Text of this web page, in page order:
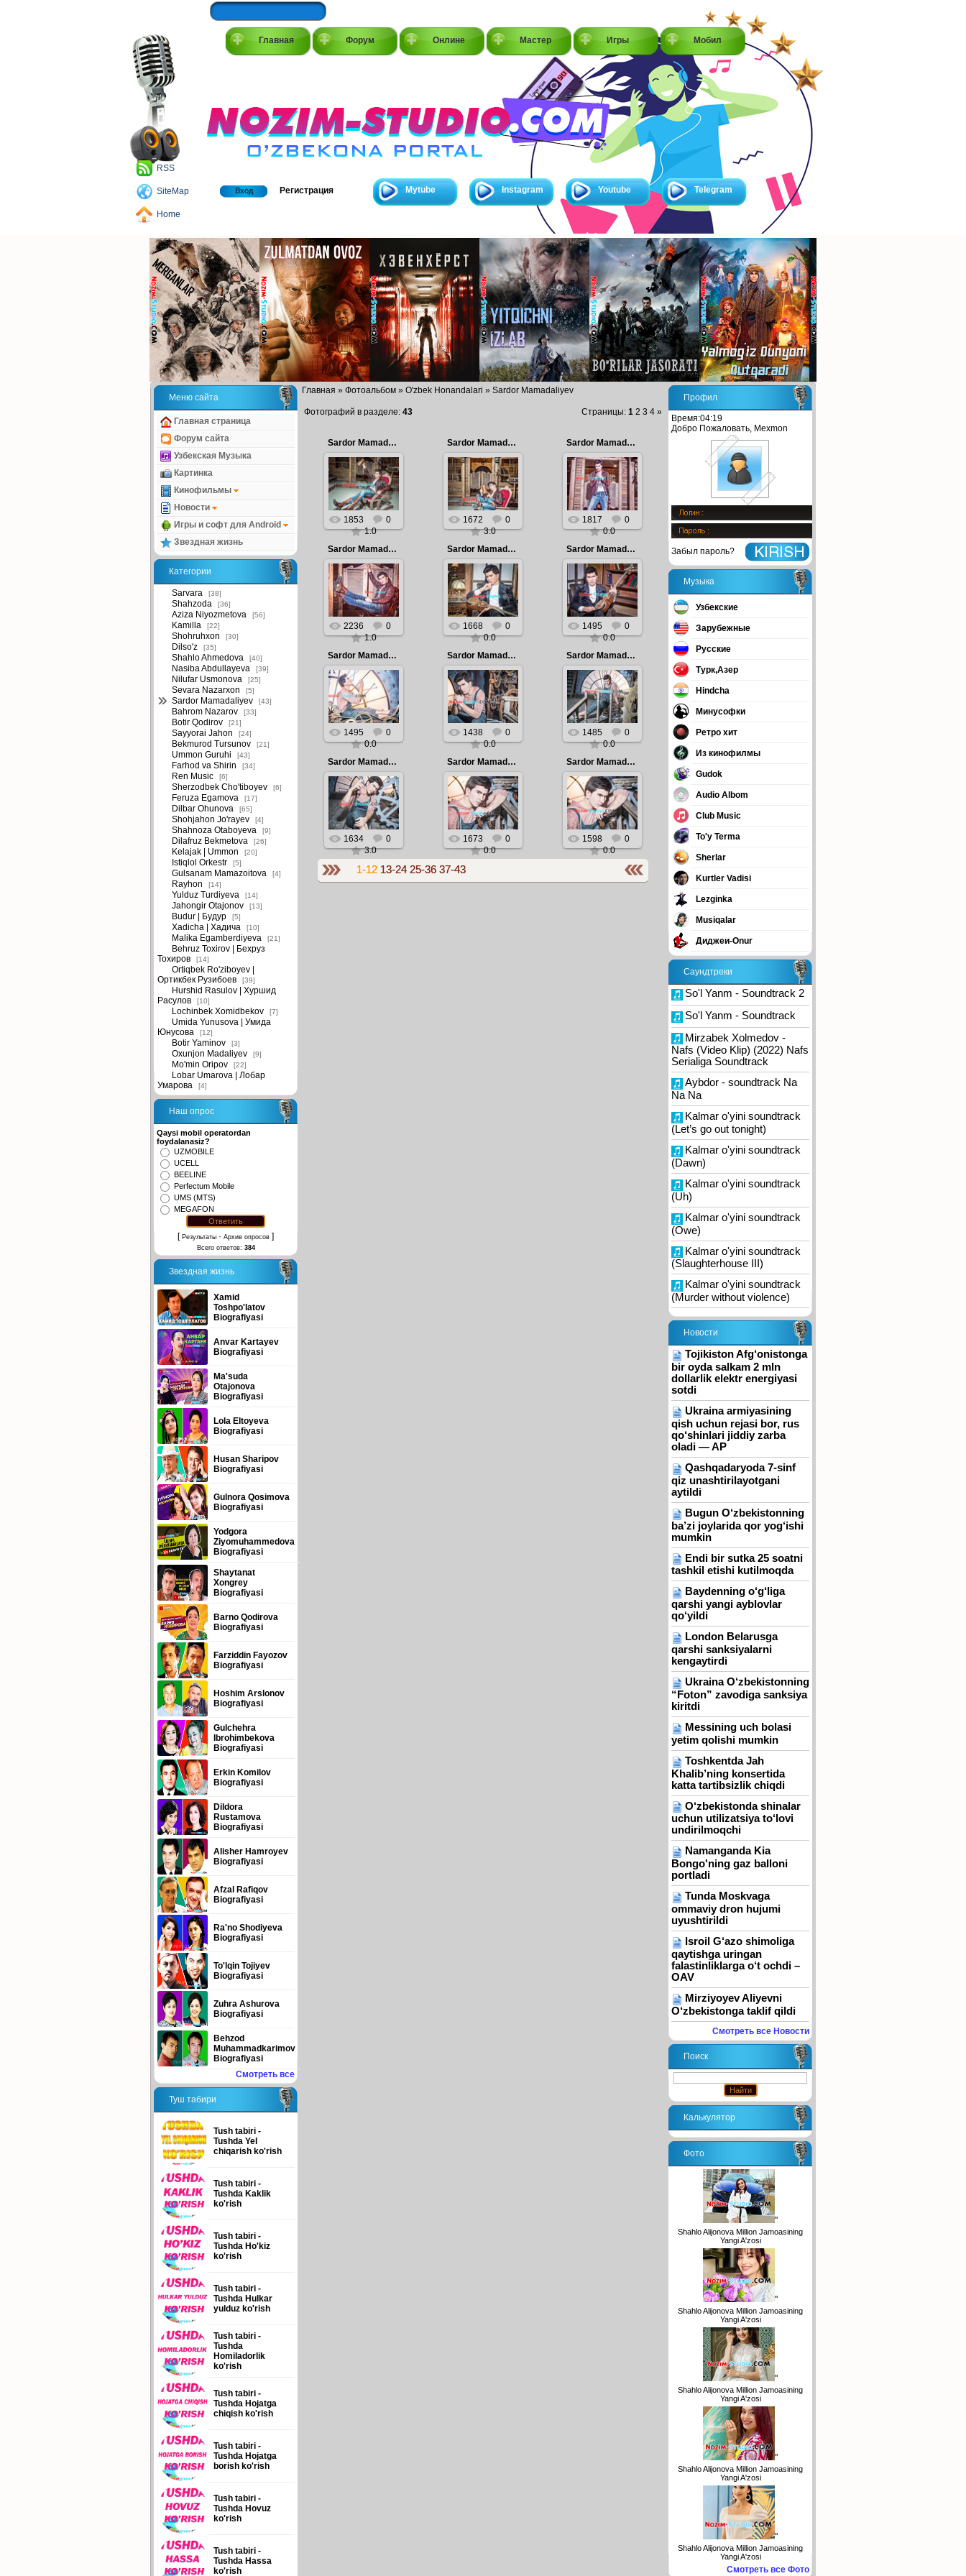
Главная Форум Онлине Мастер Игры Мобил
RSS
SiteMap
Home
Вход Регистрация Mytube Instagram Youtube Telegram
Меню сайта
Главная страница
Форум сайта
Узбекская Музыка
Картинка
Кинофильмы
Новости
Игры и софт для Android
Звездная жизнь
Категории
Sarvara [38]
Shahzoda [36]
Aziza Niyozmetova [56]
Kamilla [22]
Shohruhxon [30]
Dilso'z [35]
Shahlo Ahmedova [40]
Nasiba Abdullayeva [39]
Nilufar Usmonova [25]
Sevara Nazarxon [5]
Sardor Mamadaliyev [43]
Bahrom Nazarov [33]
Botir Qodirov [21]
Sayyorai Jahon [24]
Bekmurod Tursunov [21]
Ummon Guruhi [43]
Farhod va Shirin [34]
Ren Music [6]
Sherzodbek Cho'tiboyev [6]
Feruza Egamova [17]
Dilbar Ohunova [65]
Shohjahon Jo'rayev [4]
Shahnoza Otaboyeva [9]
Dilafruz Bekmetova [26]
Kelajak | Ummon [20]
Istiqlol Orkestr [5]
Gulsanam Mamazoitova [4]
Rayhon [14]
Yulduz Turdiyeva [14]
Jahongir Otajonov [13]
Budur | Будур [5]
Xadicha | Хадича [10]
Malika Egamberdiyeva [21]
Behruz Toxirov | Бехруз
Тохиров
[14]
Ortiqbek Ro'ziboyev |
Ортикбек Рузибоев
[39]
Hurshid Rasulov | Хуршид
Расулов
[10]
Lochinbek Xomidbekov [7]
Umida Yunusova | Умида
Юнусова
[12]
Botir Yaminov [3]
Oxunjon Madaliyev [9]
Mo'min Oripov [22]
Lobar Umarova | Лобар
Умарова
[4]
Наш опрос
Qaysi mobil operatordan
foydalanasiz?
UZMOBILE
UCELL
BEELINE
Perfectum Mobile
UMS (MTS)
MEGAFON
[ Результаты · Архив опросов ]
Всего ответов: 384
Звездная жизнь
Xamid
Toshpo'latov
Biografiyasi
Anvar Kartayev
Biografiyasi
Ma'suda
Otajonova
Biografiyasi
Lola Eltoyeva
Biografiyasi
Husan Sharipov
Biografiyasi
Gulnora Qosimova
Biografiyasi
Yodgora
Ziyomuhammedova
Biografiyasi
Shaytanat
Xongrey
Biografiyasi
Barno Qodirova
Biografiyasi
Farziddin Fayozov
Biografiyasi
Hoshim Arslonov
Biografiyasi
Gulchehra
Ibrohimbekova
Biografiyasi
Erkin Komilov
Biografiyasi
Dildora
Rustamova
Biografiyasi
Alisher Hamroyev
Biografiyasi
Afzal Rafiqov
Biografiyasi
Ra'no Shodiyeva
Biografiyasi
To'lqin Tojiyev
Biografiyasi
Zuhra Ashurova
Biografiyasi
Behzod
Muhammadkarimov
Biografiyasi
Смотреть все
Туш табири
Tush tabiri -
Tushda Yel
chiqarish ko'rish
Tush tabiri -
Tushda Kaklik
ko'rish
Tush tabiri -
Tushda Ho'kiz
ko'rish
Tush tabiri -
Tushda Hulkar
yulduz ko'rish
Tush tabiri -
Tushda
Homiladorlik
ko'rish
Tush tabiri -
Tushda Hojatga
chiqish ko'rish
Tush tabiri -
Tushda Hojatga
borish ko'rish
Tush tabiri -
Tushda Hovuz
ko'rish
Tush tabiri -
Tushda Hassa
ko'rish
Главная » Фотоальбом » O'zbek Honandalari » Sardor Mamadaliyev
Фотографий в разделе: 43 Страницы: 1 2 3 4 »
Sardor Mamadaliyev 2018 | Сардор Мамадалиев 2018
2018.04.15
Sardor
Mamadaliyev
2018 | Сардор
Мамадалиев
2018
Admin
1853
0
1.0
Sardor Mamadaliyev 2018 | Сардор Мамадалиев 2018
2018.04.15
Sardor
Mamadaliyev
2018 | Сардор
Мамадалиев
2018
Admin
1672
0
3.0
Sardor Mamadaliyev 2018 | Сардор Мамадалиев 2018
2018.04.15
Sardor
Mamadaliyev
2018 | Сардор
Мамадалиев
2018
Admin
1817
0
0.0
Sardor Mamadaliyev 2018 | Сардор Мамадалиев 2018
2018.04.15
Sardor
Mamadaliyev
2018 | Сардор
Мамадалиев
2018
Admin
2236
0
1.0
Sardor Mamadaliyev 2018 | Сардор Мамадалиев 2018
2018.04.15
Sardor
Mamadaliyev
2018 | Сардор
Мамадалиев
2018
Admin
1668
0
0.0
Sardor Mamadaliyev 2018 | Сардор Мамадалиев 2018
2018.04.15
Sardor
Mamadaliyev
2018 | Сардор
Мамадалиев
2018
Admin
1495
0
0.0
Sardor Mamadaliyev 2018 | Сардор Мамадалиев 2018
2018.04.15
Sardor
Mamadaliyev
2018 | Сардор
Мамадалиев
2018
Admin
1495
0
0.0
Sardor Mamadaliyev 2018 | Сардор Мамадалиев 2018
2018.04.15
Sardor
Mamadaliyev
2018 | Сардор
Мамадалиев
2018
Admin
1438
0
0.0
Sardor Mamadaliyev 2018 | Сардор Мамадалиев 2018
2018.04.15
Sardor
Mamadaliyev
2018 | Сардор
Мамадалиев
2018
Admin
1485
0
0.0
Sardor Mamadaliyev 2018 | Сардор Мамадалиев 2018
2018.04.15
Sardor
Mamadaliyev
2018 | Сардор
Мамадалиев
2018
Admin
1634
0
3.0
Sardor Mamadaliyev 2018 | Сардор Мамадалиев 2018
2018.04.15
Sardor
Mamadaliyev
2018 | Сардор
Мамадалиев
2018
Admin
1673
0
0.0
Sardor Mamadaliyev 2018 | Сардор Мамадалиев 2018
2018.04.15
Sardor
Mamadaliyev
2018 | Сардор
Мамадалиев
2018
Admin
1598
0
0.0
1-12 13-24 25-36 37-43
Профил
Время:04:19
Добро Пожаловать, Mexmon
Забыл пароль?
Музыка
Узбекские
Зарубежные
Русские
Турк,Азер
Hindcha
Минусофки
Ретро хит
Из кинофилмы
Gudok
Audio Albom
Club Music
To'y Terma
Sherlar
Kurtler Vadisi
Lezginka
Musiqalar
Диджеи-Onur
Саундтреки
So'l Yanm - Soundtrack 2
So'l Yanm - Soundtrack
Mirzabek Xolmedov -
Nafs (Video Klip) (2022) Nafs
Serialiga Soundtrack
Aybdor - soundtrack Na
Na Na
Kalmar o'yini soundtrack
(Let’s go out tonight)
Kalmar o'yini soundtrack
(Dawn)
Kalmar o'yini soundtrack
(Uh)
Kalmar o'yini soundtrack
(Owe)
Kalmar o'yini soundtrack
(Slaughterhouse III)
Kalmar o'yini soundtrack
(Murder without violence)
Новости
Tojikiston Afg‘onistonga
bir oyda salkam 2 mln
dollarlik elektr energiyasi
sotdi
Ukraina armiyasining
qish uchun rejasi bor, rus
qo‘shinlari jiddiy zarba
oladi — AP
Qashqadaryoda 7-sinf
qiz unashtirilayotgani
aytildi
Bugun O‘zbekistonning
ba’zi joylarida qor yog‘ishi
mumkin
Endi bir sutka 25 soatni
tashkil etishi kutilmoqda
Baydenning o‘g‘liga
qarshi yangi ayblovlar
qo‘yildi
London Belarusga
qarshi sanksiyalarni
kengaytirdi
Ukraina O‘zbekistonning
“Foton” zavodiga sanksiya
kiritdi
Messining uch bolasi
yetim qolishi mumkin
Toshkentda Jah
Khalib’ning konsertida
katta tartibsizlik chiqdi
O‘zbekistonda shinalar
uchun utilizatsiya to‘lovi
undirilmoqchi
Namanganda Kia
Bongo'ning gaz balloni
portladi
Tunda Moskvaga
ommaviy dron hujumi
uyushtirildi
Isroil G‘azo shimoliga
qaytishga uringan
falastinliklarga o‘t ochdi –
OAV
Mirziyoyev Aliyevni
O‘zbekistonga taklif qildi
Смотреть все Новости
Поиск
Калькулятор
Фото
"
Shahlo Alijonova Million Jamoasining
Yangi A'zosi
"
Shahlo Alijonova Million Jamoasining
Yangi A'zosi
"
Shahlo Alijonova Million Jamoasining
Yangi A'zosi
"
Shahlo Alijonova Million Jamoasining
Yangi A'zosi
"
Shahlo Alijonova Million Jamoasining
Yangi A'zosi
Смотреть все Фото